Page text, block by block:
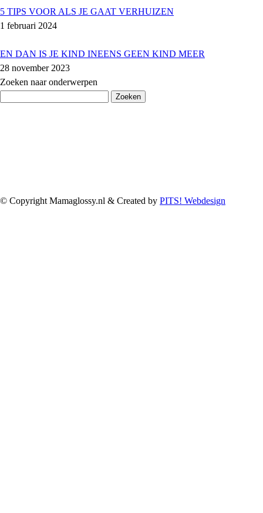
5 TIPS VOOR ALS JE GAAT VERHUIZEN
1 februari 2024
EN DAN IS JE KIND INEENS GEEN KIND MEER
28 november 2023
Zoeken naar onderwerpen
© Copyright Mamaglossy.nl & Created by PITS! Webdesign